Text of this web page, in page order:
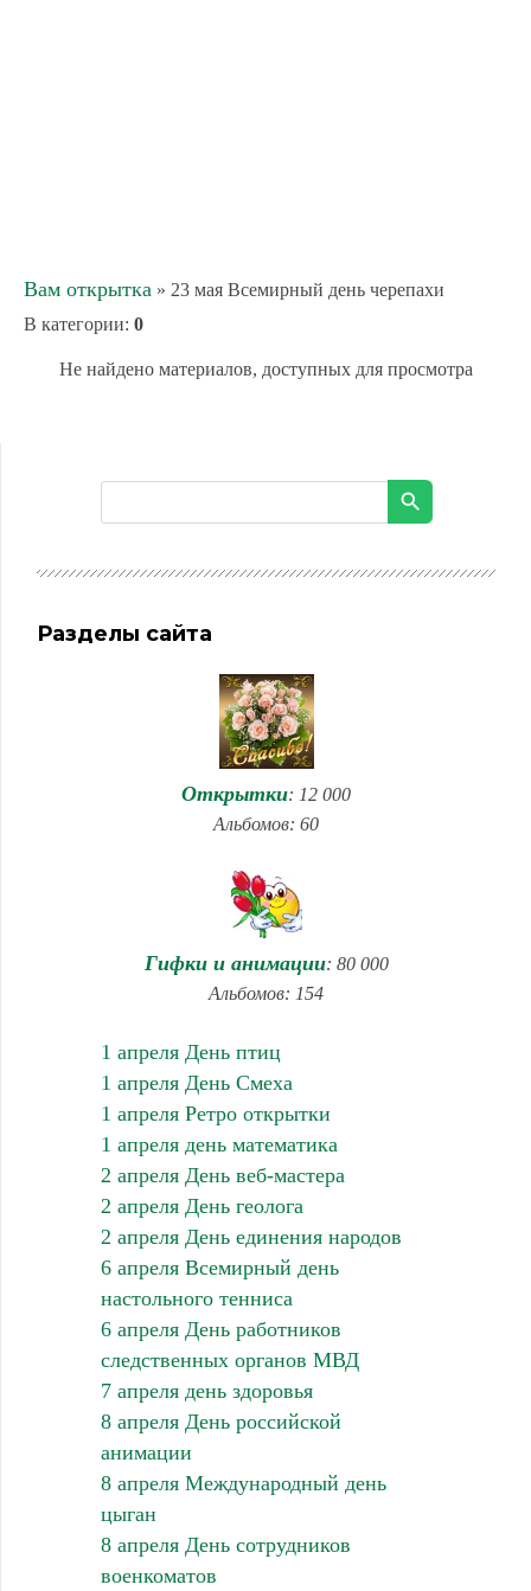
Вам открытка » 23 мая Всемирный день черепахи
В категории: 0
Не найдено материалов, доступных для просмотра
Разделы сайта
Открытки: 12 000
Альбомов: 60
Гифки и анимации: 80 000
Альбомов: 154
1 апреля День птиц
1 апреля День Смеха
1 апреля Ретро открытки
1 апреля день математика
2 апреля День веб-мастера
2 апреля День геолога
2 апреля День единения народов
6 апреля Всемирный день
настольного тенниса
6 апреля День работников
следственных органов МВД
7 апреля день здоровья
8 апреля День российской
анимации
8 апреля Международный день
цыган
8 апреля День сотрудников
военкоматов